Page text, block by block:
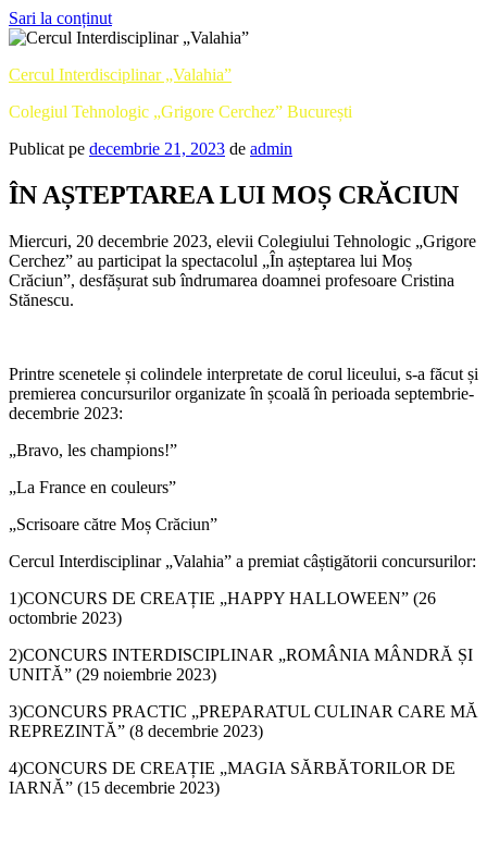
Sari la conținut
Cercul Interdisciplinar „Valahia”
Colegiul Tehnologic „Grigore Cerchez” București
Publicat pe decembrie 21, 2023 de admin
ÎN AȘTEPTAREA LUI MOȘ CRĂCIUN
Miercuri, 20 decembrie 2023, elevii Colegiului Tehnologic „Grigore
Cerchez” au participat la spectacolul „În așteptarea lui Moș
Crăciun”, desfășurat sub îndrumarea doamnei profesoare Cristina
Stănescu.
Printre scenetele și colindele interpretate de corul liceului, s-a făcut și
premierea concursurilor organizate în școală în perioada septembrie-
decembrie 2023:
„Bravo, les champions!”
„La France en couleurs”
„Scrisoare către Moș Crăciun”
Cercul Interdisciplinar „Valahia” a premiat câștigătorii concursurilor:
1)CONCURS DE CREAȚIE „HAPPY HALLOWEEN” (26
octombrie 2023)
2)CONCURS INTERDISCIPLINAR „ROMÂNIA MÂNDRĂ ȘI
UNITĂ” (29 noiembrie 2023)
3)CONCURS PRACTIC „PREPARATUL CULINAR CARE MĂ
REPREZINTĂ” (8 decembrie 2023)
4)CONCURS DE CREAȚIE „MAGIA SĂRBĂTORILOR DE
IARNĂ” (15 decembrie 2023)